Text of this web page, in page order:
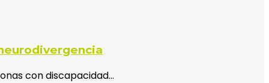
con discapacidad…